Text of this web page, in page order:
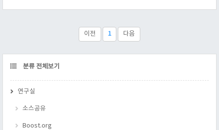
http://www.lua.org/manual/5.1/manual.html - 루아 메뉴얼, 스트
이전 1 다음
CATEGORY
분류 전체보기
연구실
소스공유
Boost.org